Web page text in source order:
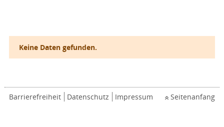
Keine Daten gefunden.
Barrierefreiheit Datenschutz Impressum Seitenanfang